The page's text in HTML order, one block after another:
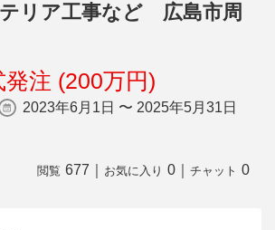
リア工事など 広島市周
発注 (200万円)
2023年6月1日 〜 2025年5月31日
閲覧 677 お気に入り 0 チャット 0